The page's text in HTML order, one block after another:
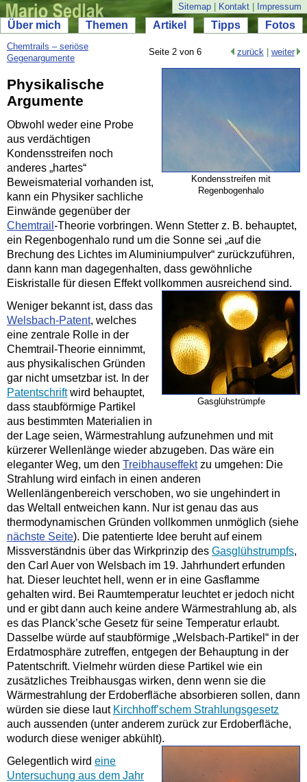
Sitemap Kontakt Impressum
Über mich Themen Artikel Tipps Fotos
Chemtrails – seriöse
Gegenargumente
Seite 2 von 6 zurück| weiter
Kondensstreifen mit
Regenbogenhalo
Physikalische
Argumente
Obwohl weder eine Probe
aus verdächtigen
Kondensstreifen noch
anderes „hartes“
Beweismaterial vorhanden ist,
kann ein Physiker sachliche
Einwände gegenüber der
Chemtrail -Theorie vorbringen. Wenn Stetter z. B. behauptet,
ein Regenbogenhalo rund um die Sonne sei „auf die
Brechung des Lichtes im Aluminiumpulver“ zurückzuführen,
dann kann man dagegenhalten, dass gewöhnliche
Eiskristalle für diesen Effekt vollkommen ausreichend sind.
Gasglühstrümpfe
Weniger bekannt ist, dass das
Welsbach-Patent, welches
eine zentrale Rolle in der
Chemtrail-Theorie einnimmt,
aus physikalischen Gründen
gar nicht umsetzbar ist. In der
Patentschriftwird behauptet,
dass staubförmige Partikel
aus bestimmten Materialien in
der Lage seien, Wärmestrahlung aufzunehmen und mit
kürzerer Wellenlänge wieder abzugeben. Das wäre ein
eleganter Weg, um den Treibhauseffektzu umgehen: Die
Strahlung wird einfach in einen anderen
Wellenlängenbereich verschoben, wo sie ungehindert in
das Weltall entweichen kann. Nur ist genau das aus
thermodynamischen Gründen vollkommen unmöglich (siehe
nächste Seite). Die patentierte Idee beruht auf einem
Missverständnis über das Wirkprinzip des Gasglühstrumpfs,
den Carl Auer von Welsbach im 19. Jahrhundert erfunden
hat. Dieser leuchtet hell, wenn er in eine Gasflamme
gehalten wird. Bei Raumtemperatur leuchtet er jedoch nicht
und er gibt dann auch keine andere Wärmestrahlung ab, als
es das Planck’sche Gesetz für seine Temperatur erlaubt.
Dasselbe würde auf staubförmige „Welsbach-Partikel“ in der
Erdatmosphäre zutreffen, entgegen der Behauptung in der
Patentschrift. Vielmehr würden diese Partikel wie ein
zusätzliches Treibhausgas wirken, denn wenn sie die
Wärmestrahlung der Erdoberfläche absorbieren sollen, dann
würden sie diese laut Kirchhoff’schem Strahlungsgesetz
auch aussenden (unter anderem zurück zur Erdoberfläche,
wodurch diese weniger abkühlt).
Gelegentlich wird eine
Untersuchung aus dem Jahr